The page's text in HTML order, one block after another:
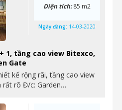
1, tầng cao view Bitexco,
Gate
kế rộng rãi, tầng cao view
rất rõ Đ/c: Garden…
Diện tích:85 m2
Ngày đăng: 14-03-2020